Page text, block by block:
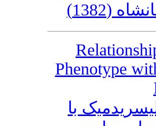
(1382)
Phenotype
با